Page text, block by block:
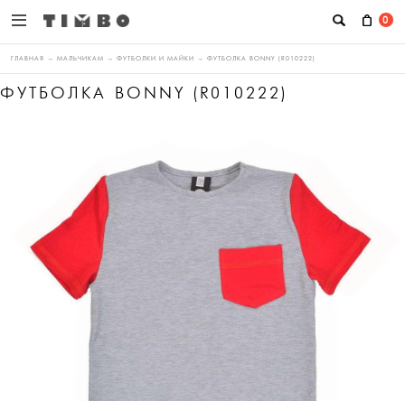
0
ГЛАВНАЯ → МАЛЬЧИКАМ → ФУТБОЛКИ И МАЙКИ → ФУТБОЛКА BONNY (R010222)
ФУТБОЛКА BONNY (R010222)